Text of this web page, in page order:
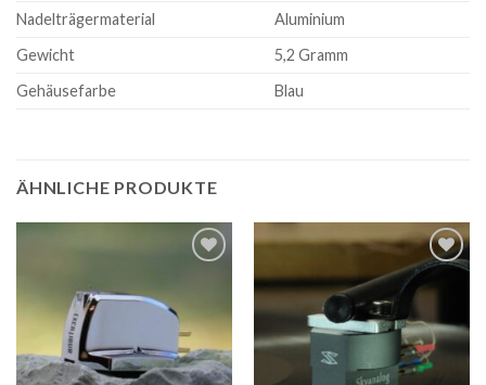
Nadelträgermaterial
Aluminium
Gewicht
5,2 Gramm
Gehäusefarbe
Blau
ÄHNLICHE PRODUKTE
Wunschliste
Zur
Wunschliste